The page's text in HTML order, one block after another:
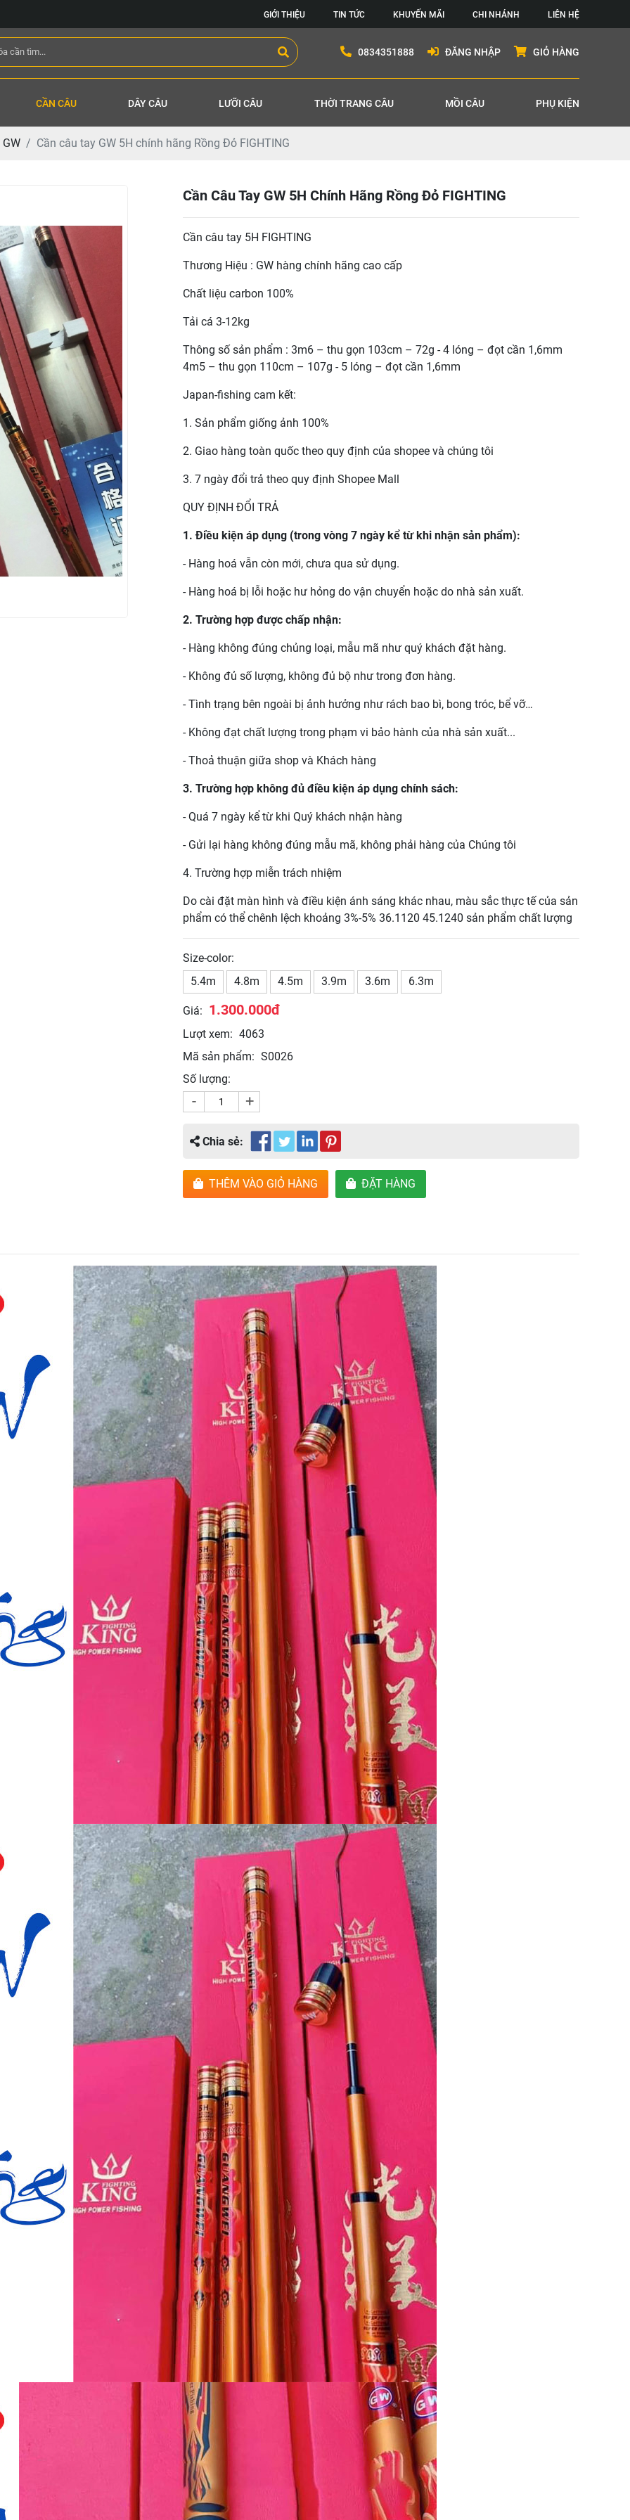
GIỚI THIỆU TIN TỨC KHUYẾN MÃI CHI NHÁNH LIÊN HỆ
0834351888 ĐĂNG NHẬP GIỎ HÀNG
CẦN CÂU DÂY CÂU LƯỠI CÂU THỜI TRANG CÂU MỒI CÂU PHỤ KIỆN
GW Cần câu tay GW 5H chính hãng Rồng Đỏ FIGHTING
Cần Câu Tay GW 5H Chính Hãng Rồng Đỏ FIGHTING
Cần câu tay 5H FIGHTING
Thương Hiệu : GW hàng chính hãng cao cấp
Chất liệu carbon 100%
Tải cá 3-12kg
Thông số sản phẩm : 3m6 – thu gọn 103cm – 72g - 4 lóng – đọt cần 1,6mm
4m5 – thu gọn 110cm – 107g - 5 lóng – đọt cần 1,6mm
Japan-fishing cam kết:
1. Sản phẩm giống ảnh 100%
2. Giao hàng toàn quốc theo quy định của shopee và chúng tôi
3. 7 ngày đổi trả theo quy định Shopee Mall
QUY ĐỊNH ĐỔI TRẢ
1. Điều kiện áp dụng (trong vòng 7 ngày kể từ khi nhận sản phẩm):
- Hàng hoá vẫn còn mới, chưa qua sử dụng.
- Hàng hoá bị lỗi hoặc hư hỏng do vận chuyển hoặc do nhà sản xuất.
2. Trường hợp được chấp nhận:
- Hàng không đúng chủng loại, mẫu mã như quý khách đặt hàng.
- Không đủ số lượng, không đủ bộ như trong đơn hàng.
- Tình trạng bên ngoài bị ảnh hưởng như rách bao bì, bong tróc, bể vỡ…
- Không đạt chất lượng trong phạm vi bảo hành của nhà sản xuất...
- Thoả thuận giữa shop và Khách hàng
3. Trường hợp không đủ điều kiện áp dụng chính sách:
- Quá 7 ngày kể từ khi Quý khách nhận hàng
- Gửi lại hàng không đúng mẫu mã, không phải hàng của Chúng tôi
4. Trường hợp miễn trách nhiệm
Do cài đặt màn hình và điều kiện ánh sáng khác nhau, màu sắc thực tế của sản
phẩm có thể chênh lệch khoảng 3%-5% 36.1120 45.1240 sản phẩm chất lượng
Size-color:
5.4m
4.8m 4.5m 3.9m 3.6m 6.3m
Giá: 1.300.000đ
Lượt xem: 4063
Mã sản phẩm: S0026
Số lượng:
- +
Chia sẻ:
THÊM VÀO GIỎ HÀNG ĐẶT HÀNG